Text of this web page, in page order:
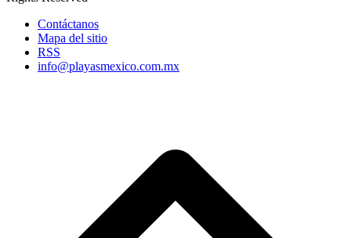
Contáctanos
Mapa del sitio
RSS
info@playasmexico.com.mx